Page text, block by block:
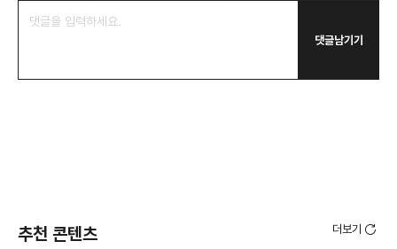
댓글남기기
추천 콘텐츠 더보기